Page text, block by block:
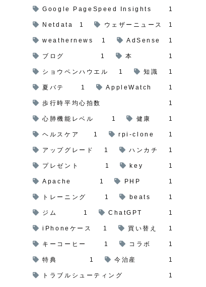
Google PageSpeed Insights 1
Netdata 1 ウェザーニュース 1
weathernews 1 AdSense 1
ブログ 1 本 1
ショウペンハウエル 1 知識 1
夏バテ 1 AppleWatch 1
歩行時平均心拍数 1
心肺機能レベル 1 健康 1
ヘルスケア 1 rpi-clone 1
アップグレード 1 ハンカチ 1
プレゼント 1 key 1
Apache 1 PHP 1
トレーニング 1 beats 1
ジム 1 ChatGPT 1
iPhoneケース 1 買い替え 1
キーコーヒー 1 コラボ 1
特典 1 今治産 1
トラブルシューティング 1